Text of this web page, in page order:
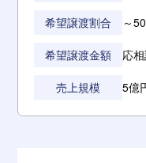
希望譲渡割合 ～
希望譲渡金額 応
売上規模 5億